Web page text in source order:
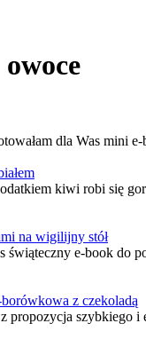
owoce
dla Was mini
kiwi robi się
na wigilijny stół
świąteczny e-book do
z czekoladą
propozycja szybkiego i